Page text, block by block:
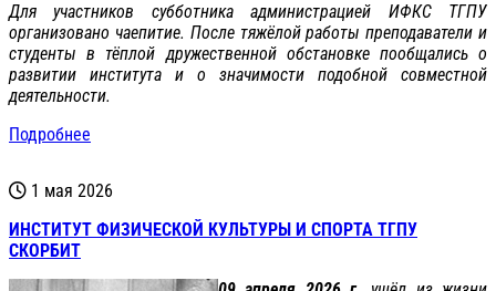
Для участников субботника администрацией ИФКС ТГПУ
организовано чаепитие. После тяжёлой работы преподаватели и
студенты в тёплой дружественной обстановке пообщались о
развитии института и о значимости подобной совместной
деятельности.
Подробнее
1 мая 2026
ИНСТИТУТ ФИЗИЧЕСКОЙ КУЛЬТУРЫ И СПОРТА ТГПУ
СКОРБИТ